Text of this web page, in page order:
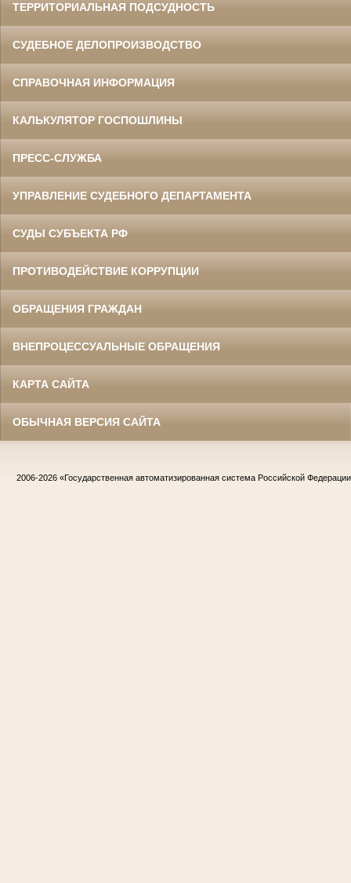
ТЕРРИТОРИАЛЬНАЯ ПОДСУДНОСТЬ
СУДЕБНОЕ ДЕЛОПРОИЗВОДСТВО
СПРАВОЧНАЯ ИНФОРМАЦИЯ
КАЛЬКУЛЯТОР ГОСПОШЛИНЫ
ПРЕСС-СЛУЖБА
УПРАВЛЕНИЕ СУДЕБНОГО ДЕПАРТАМЕНТА
СУДЫ СУБЪЕКТА РФ
ПРОТИВОДЕЙСТВИЕ КОРРУПЦИИ
ОБРАЩЕНИЯ ГРАЖДАН
ВНЕПРОЦЕССУАЛЬНЫЕ ОБРАЩЕНИЯ
КАРТА САЙТА
ОБЫЧНАЯ ВЕРСИЯ САЙТА
2006-2026 «Государственная автоматизированная система Российской